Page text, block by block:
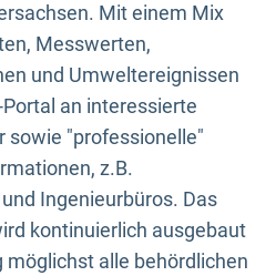
Mit einem Mix
Messwerten,
und Umweltereignissen
an interessierte
sowie "professionelle"
z.B.
Ingenieurbüros. Das
kontinuierlich ausgebaut
alle behördlichen